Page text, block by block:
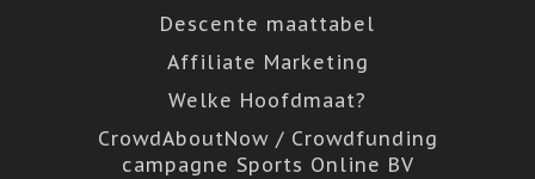
Descente maattabel
Affiliate Marketing
Welke Hoofdmaat?
CrowdAboutNow / Crowdfunding
campagne Sports Online BV